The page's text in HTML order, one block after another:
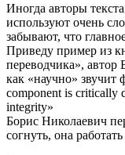
Иногда авторы
используют очень
забывают, что
Приведу пример из
переводчика»,
как «научно» звучит
component is critically
integrity»
Борис Николаевич
согнуть, она